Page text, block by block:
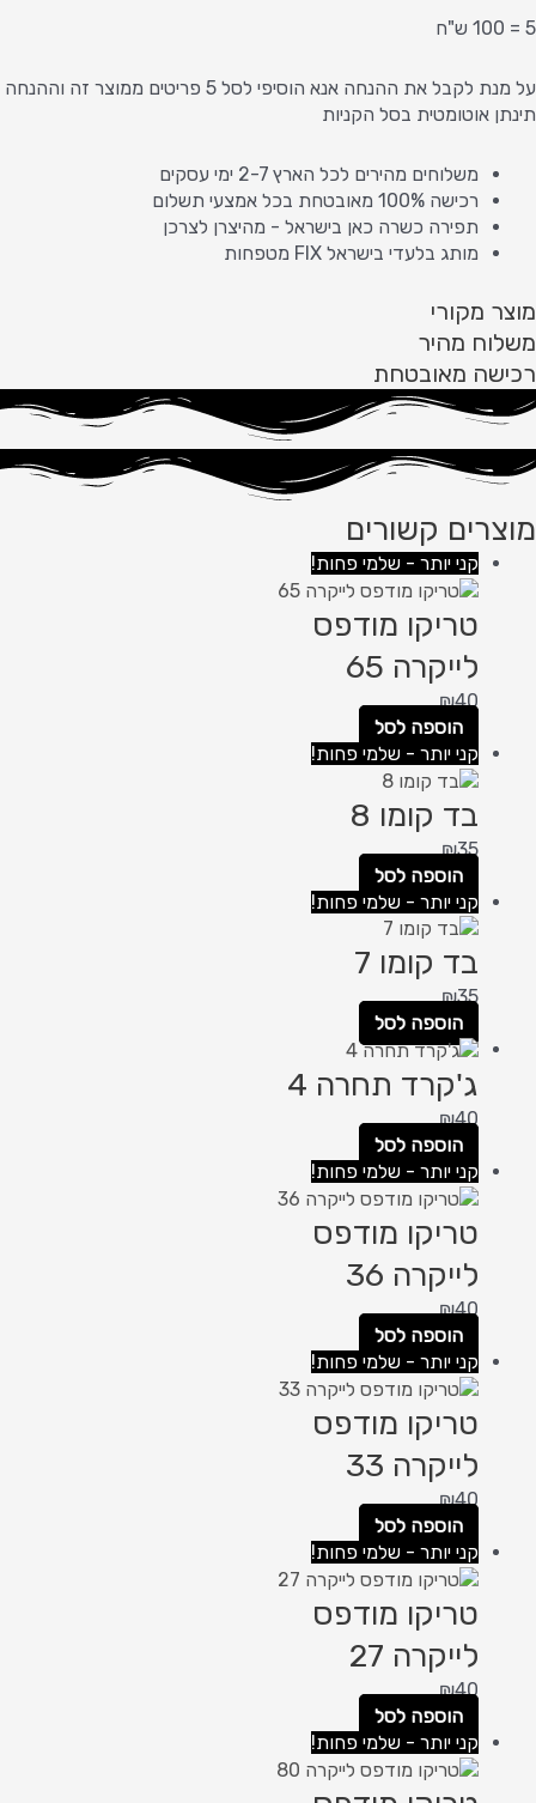
5 = 100 ש"ח
על מנת לקבל את ההנחה אנא הוסיפי לסל 5 פריטים ממוצר זה וההנחה
תינתן אוטומטית בסל הקניות
משלוחים מהירים לכל הארץ 2-7 ימי עסקים
רכישה 100% מאובטחת בכל אמצעי תשלום
תפירה כשרה כאן בישראל - מהיצרן לצרכן
מותג בלעדי בישראל FIX מטפחות
מוצר מקורי
משלוח מהיר
רכישה מאובטחת
מוצרים קשורים
קני יותר - שלמי פחות!
טריקו מודפס
לייקרה 65
₪40
הוספה לסל
קני יותר - שלמי פחות!
בד קומו 8
₪35
הוספה לסל
קני יותר - שלמי פחות!
בד קומו 7
₪35
הוספה לסל
ג'קרד תחרה 4
₪40
הוספה לסל
קני יותר - שלמי פחות!
טריקו מודפס
לייקרה 36
₪40
הוספה לסל
קני יותר - שלמי פחות!
טריקו מודפס
לייקרה 33
₪40
הוספה לסל
קני יותר - שלמי פחות!
טריקו מודפס
לייקרה 27
₪40
הוספה לסל
קני יותר - שלמי פחות!